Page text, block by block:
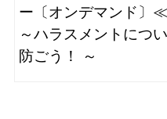
ー〔オンデマンド〕
～ハラスメントにつ
防ごう！ ～